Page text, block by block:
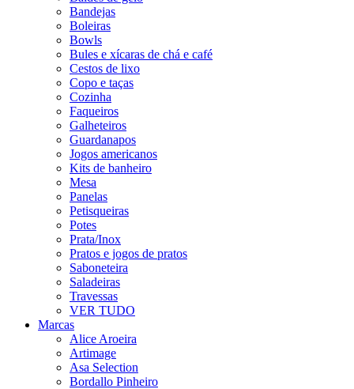
Bandejas
Boleiras
Bowls
Bules e xícaras de chá e café
Cestos de lixo
Copo e taças
Cozinha
Faqueiros
Galheteiros
Guardanapos
Jogos americanos
Kits de banheiro
Mesa
Panelas
Petisqueiras
Potes
Prata/Inox
Pratos e jogos de pratos
Saboneteira
Saladeiras
Travessas
VER TUDO
Marcas
Alice Aroeira
Artimage
Asa Selection
Bordallo Pinheiro